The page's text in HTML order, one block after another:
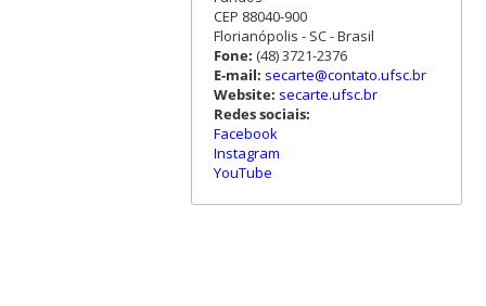
CEP 88040-900
Florianópolis - SC - Brasil
Fone: (48) 3721-2376
E-mail: secarte@contato.ufsc.br
Website: secarte.ufsc.br
Redes sociais:
Facebook
Instagram
YouTube